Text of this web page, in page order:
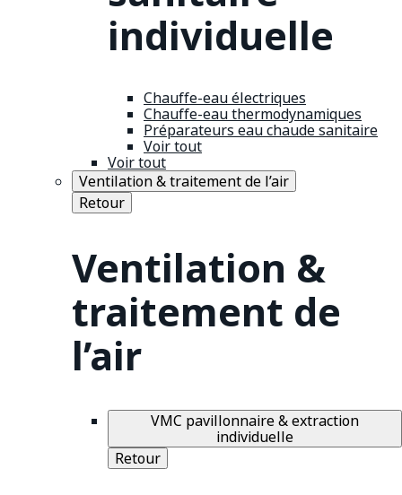
individuelle
Chauffe-eau électriques
Chauffe-eau thermodynamiques
Préparateurs eau chaude sanitaire
Voir tout
Voir tout
Ventilation & traitement de l’air
Retour
Ventilation &
traitement de
l’air
VMC pavillonnaire & extraction
individuelle
Retour